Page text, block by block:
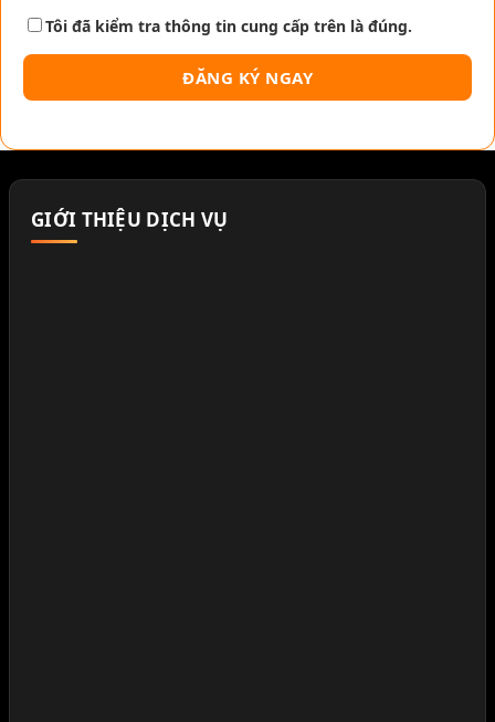
Tôi đã kiểm tra thông tin cung cấp trên là đúng.
GIỚI THIỆU DỊCH VỤ